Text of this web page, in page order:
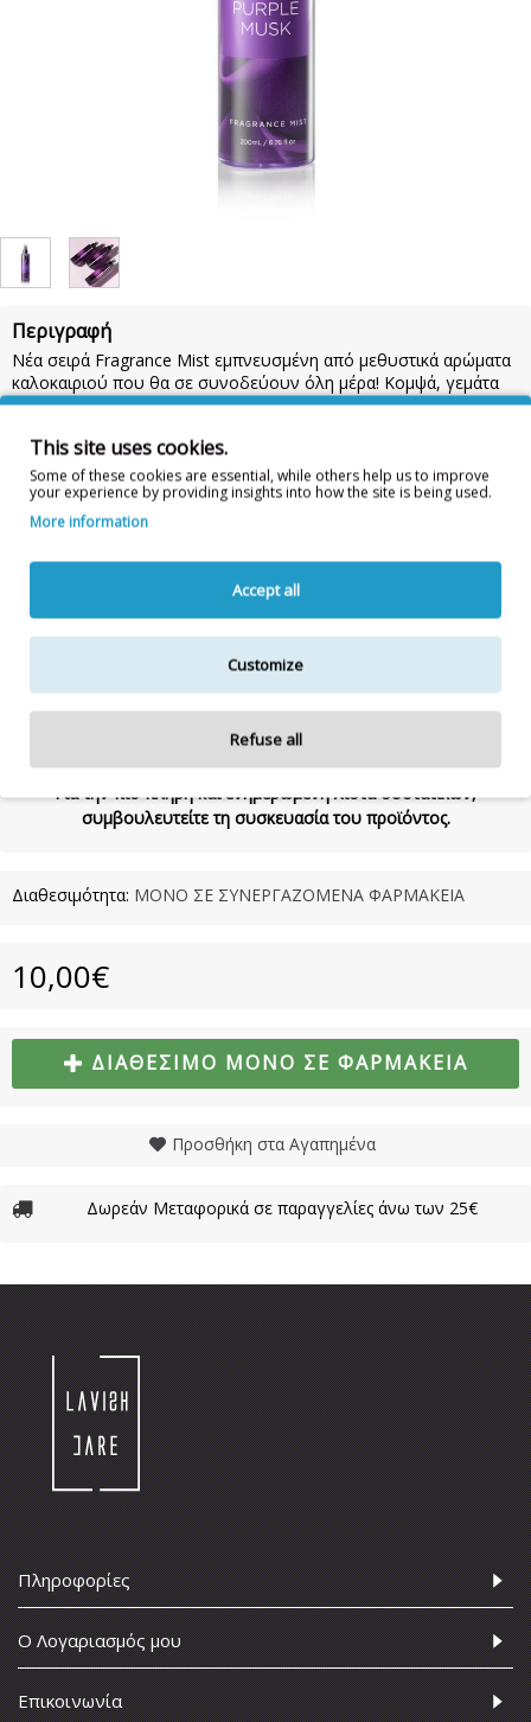
Περιγραφή
Νέα σειρά Fragrance Mist εμπνευσμένη από μεθυστικά αρώματα
καλοκαιριού που θα σε συνοδεύουν όλη μέρα! Κομψά, γεμάτα
σαγηνευτικές νότες μοναδικών αρωμάτων που αποπνέουν
Για μέγιστη διάρκεια, χρησιμοποίησε το μετά την αγαπημένη σου
ενυδατική, ύστερα από κάθε ντουζ.
Η σειρά αποτελείται από 10 υπέροχα αρώματα, εκ των οποίων 2
SALICYLATE, ETHYLHEXYL METHOXYCINNAMATE, BUTYL
METHOXYDIBENZOYLMETHANE, COUMARIN, LINALOOL, HEXYL
CINNAMAL, ALPHA-ISOMETHYL IONONE,
HYDROXYCITRONELLAL, ISOEUGENOL, CI 60730/EXT VIOLET 2
Η λίστα συστατικών δύναται να τροποποιηθεί κατά την κρίση
του κατασκευαστή.
Για την πιο πλήρη και ενημερωμένη λίστα συστατικών,
συμβουλευτείτε τη συσκευασία του προϊόντος.
Διαθεσιμότητα: ΜΟΝΟ ΣΕ ΣΥΝΕΡΓΑΖΟΜΕΝΑ ΦΑΡΜΑΚΕΙΑ
10,00€
ΔΙΑΘΈΣΙΜΟ ΜΌΝΟ ΣΕ ΦΑΡΜΑΚΕΊΑ
Προσθήκη στα Αγαπημένα
Δωρεάν Μεταφορικά σε παραγγελίες άνω των 25€
Πληροφορίες
Ο Λογαριασμός μου
Επικοινωνία
This site uses cookies.
Some of these cookies are essential, while others help us to improve
your experience by providing insights into how the site is being used.
More information
Accept all
Customize
Refuse all